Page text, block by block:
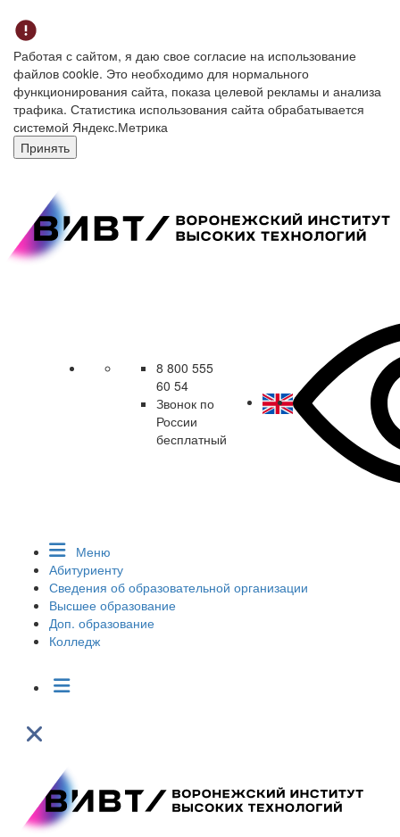
Работая с сайтом, я даю свое согласие на использование
файлов cookie. Это необходимо для нормального
функционирования сайта, показа целевой рекламы и анализа
трафика. Статистика использования сайта обрабатывается
системой Яндекс.Метрика
Принять
8 800 555
60 54
Звонок по
России
бесплатный
Меню
Абитуриенту
Сведения об образовательной организации
Высшее образование
Доп. образование
Колледж